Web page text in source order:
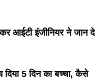
आईटी इंजीनियर ने जान दे
5 दिन का बच्चा, कैसे